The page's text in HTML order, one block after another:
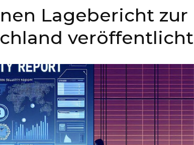
Lagebericht zur
veröffentlicht